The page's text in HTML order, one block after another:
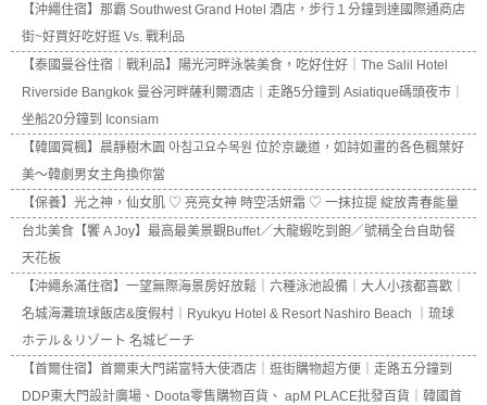
【沖繩住宿】那霸 Southwest Grand Hotel 酒店，步行１分鐘到達國際通商店
街~好買好吃好逛 Vs. 戰利品
【泰國曼谷住宿｜戰利品】陽光河畔泳裝美食，吃好住好｜The Salil Hotel
Riverside Bangkok 曼谷河畔薩利爾酒店｜走路5分鐘到 Asiatique碼頭夜市｜
坐船20分鐘到 Iconsiam
【韓國賞楓】晨靜樹木園 아침고요수목원 位於京畿道，如詩如畫的各色楓葉好
美～韓劇男女主角換你當
【保養】光之神，仙女肌 ♡ 亮亮女神 時空活妍霜 ♡ 一抹拉提 綻放青春能量
台北美食【饗 A Joy】最高最美景觀Buffet／大龍蝦吃到飽／號稱全台自助餐
天花板
【沖繩糸滿住宿】一望無際海景房好放鬆｜六種泳池設備｜大人小孩都喜歡｜
名城海灘琉球飯店&度假村｜Ryukyu Hotel & Resort Nashiro Beach ｜琉球
ホテル＆リゾート 名城ビーチ
【首爾住宿】首爾東大門諾富特大使酒店｜逛街購物超方便｜走路五分鐘到
DDP東大門設計廣場、Doota零售購物百貨、 apM PLACE批發百貨｜韓國首